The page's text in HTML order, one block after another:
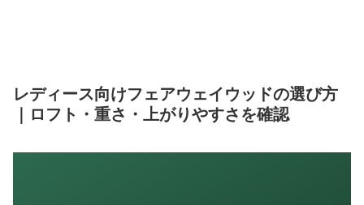
レディース向けフェアウェイウッドの選び方
｜ロフト・重さ・上がりやすさを確認